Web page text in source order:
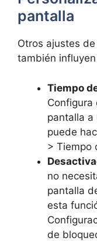
pantalla
Otros ajustes
también
Tiempo
Configura
pantalla a
puede
> Tiempo
no
pantalla
esta
de